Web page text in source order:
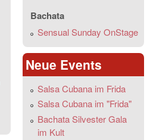
Bachata
Sensual Sunday OnStage
Neue Events
Salsa Cubana im Frida
Salsa Cubana im "Frida"
Bachata Silvester Gala
im Kult